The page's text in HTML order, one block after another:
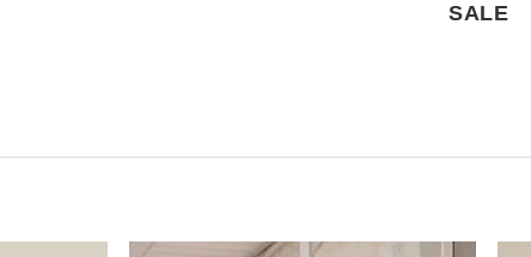
SALE